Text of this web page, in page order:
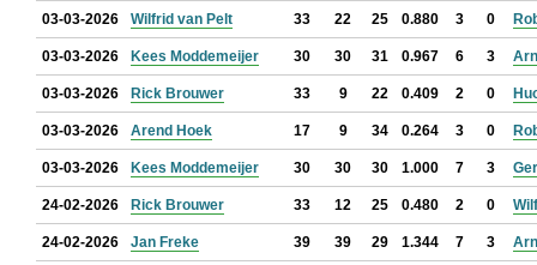
03-03-2026 Wilfrid van Pelt 33 22 25 0.880 3 0
03-03-2026 Kees Moddemeijer 30 30 31 0.967 6 3
03-03-2026 Rick Brouwer 33 9 22 0.409 2 0
03-03-2026 Arend Hoek 17 9 34 0.264 3 0
03-03-2026 Kees Moddemeijer 30 30 30 1.000 7 3
24-02-2026 Rick Brouwer 33 12 25 0.480 2 0
24-02-2026 Jan Freke 39 39 29 1.344 7 3